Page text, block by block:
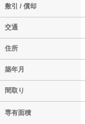
敷引 / 償却
交通
住所
築年月
間取り
専有面積